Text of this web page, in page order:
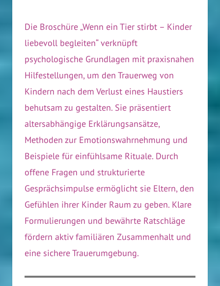
Die Broschüre „Wenn ein Tier stirbt – Kinder
liebevoll begleiten“ verknüpft
psychologische Grundlagen mit praxisnahen
Hilfestellungen, um den Trauerweg von
Kindern nach dem Verlust eines Haustiers
behutsam zu gestalten. Sie präsentiert
altersabhängige Erklärungsansätze,
Methoden zur Emotionswahrnehmung und
Beispiele für einfühlsame Rituale. Durch
offene Fragen und strukturierte
Gesprächsimpulse ermöglicht sie Eltern, den
Gefühlen ihrer Kinder Raum zu geben. Klare
Formulierungen und bewährte Ratschläge
fördern aktiv familiären Zusammenhalt und
eine sichere Trauerumgebung.